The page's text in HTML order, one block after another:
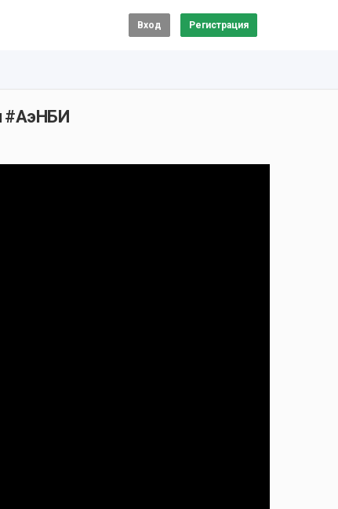
Вход Регистрация
#АэНБИ